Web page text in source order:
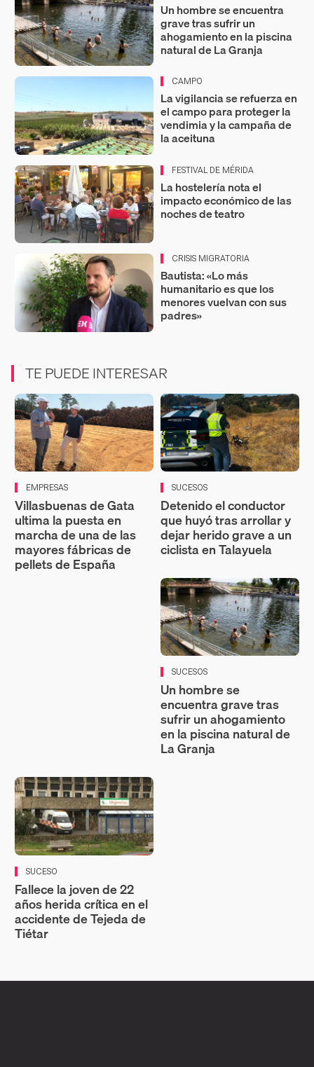
Un hombre se encuentra
grave tras sufrir un
ahogamiento en la piscina
natural de La Granja
CAMPO
La vigilancia se refuerza en
el campo para proteger la
vendimia y la campaña de
la aceituna
FESTIVAL DE MÉRIDA
La hostelería nota el
impacto económico de las
noches de teatro
CRISIS MIGRATORIA
Bautista: «Lo más
humanitario es que los
menores vuelvan con sus
padres»
TE PUEDE INTERESAR
EMPRESAS
Villasbuenas de Gata
ultima la puesta en
marcha de una de las
mayores fábricas de
pellets de España
SUCESOS
Detenido el conductor
que huyó tras arrollar y
dejar herido grave a un
ciclista en Talayuela
SUCESOS
Un hombre se
encuentra grave tras
sufrir un ahogamiento
en la piscina natural de
La Granja
SUCESO
Fallece la joven de 22
años herida crítica en el
accidente de Tejeda de
Tiétar